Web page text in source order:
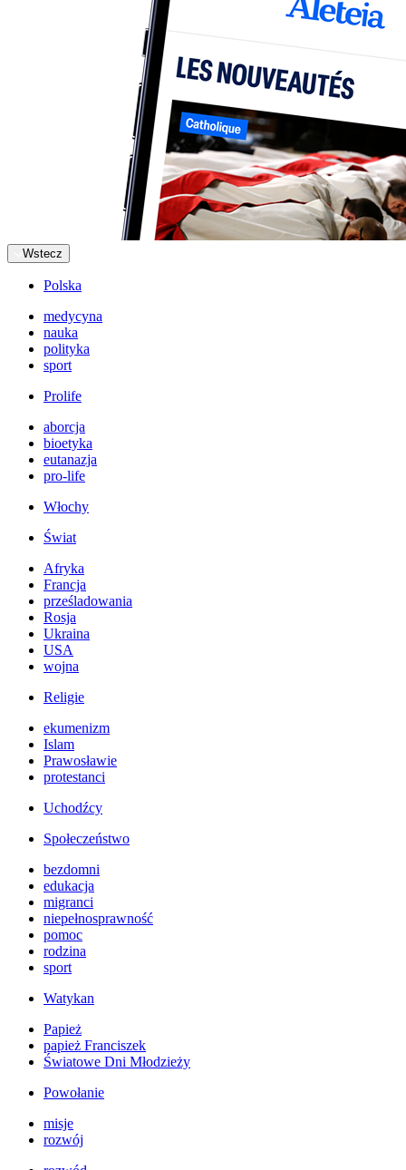
Wstecz
Polska
medycyna
nauka
polityka
sport
Prolife
aborcja
bioetyka
eutanazja
pro-life
Włochy
Świat
Afryka
Francja
prześladowania
Rosja
Ukraina
USA
wojna
Religie
ekumenizm
Islam
Prawosławie
protestanci
Uchodźcy
Społeczeństwo
bezdomni
edukacja
migranci
niepełnosprawność
pomoc
rodzina
sport
Watykan
Papież
papież Franciszek
Światowe Dni Młodzieży
Powołanie
misje
rozwój